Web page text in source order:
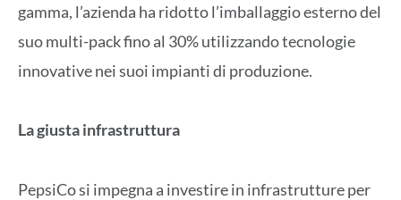
gamma, l’azienda ha ridotto l’imballaggio esterno del
suo multi-pack fino al 30% utilizzando tecnologie
innovative nei suoi impianti di produzione.
La giusta infrastruttura
PepsiCo si impegna a investire in infrastrutture per